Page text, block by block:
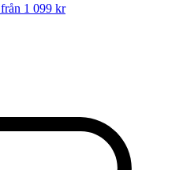
från 1 099 kr